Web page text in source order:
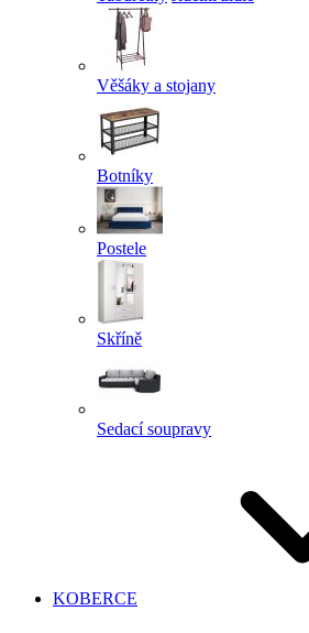
Věšáky a stojany
Botníky
Postele
Skříně
Sedací soupravy
KOBERCE